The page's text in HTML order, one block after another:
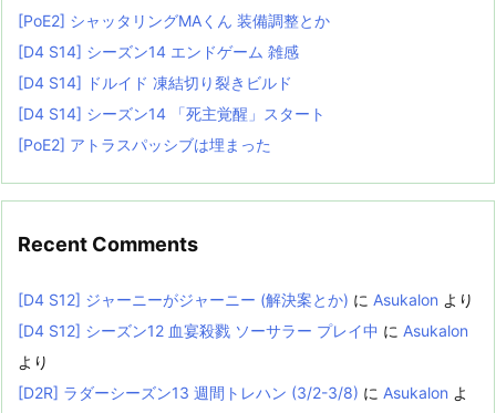
[PoE2] シャッタリングMAくん 装備調整とか
[D4 S14] シーズン14 エンドゲーム 雑感
[D4 S14] ドルイド 凍結切り裂きビルド
[D4 S14] シーズン14 「死主覚醒」スタート
[PoE2] アトラスパッシブは埋まった
Recent Comments
[D4 S12] ジャーニーがジャーニー (解決案とか) に Asukalon より
[D4 S12] シーズン12 血宴殺戮 ソーサラー プレイ中 に Asukalon
より
[D2R] ラダーシーズン13 週間トレハン (3/2-3/8) に Asukalon よ